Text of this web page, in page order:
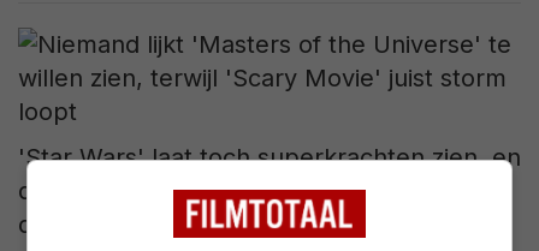
'Star Wars' laat toch superkrachten zien, en
de eerste miljardenhit van 2026 is nu echt
dichtbij